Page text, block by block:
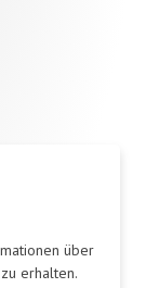
über
erhalten.